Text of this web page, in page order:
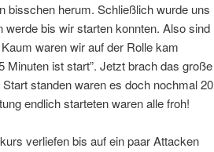
bisschen herum. Schließlich wurde uns
bis wir starten konnten. Also sind
waren wir auf der Rolle kam
Minuten ist start”. Jetzt brach das große
standen waren es doch nochmal 20
endlich starteten waren alle froh!
verliefen bis auf ein paar Attacken